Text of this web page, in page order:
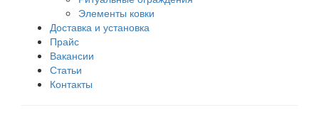
Элементы ковки
Доставка и установка
Прайс
Вакансии
Статьи
Контакты